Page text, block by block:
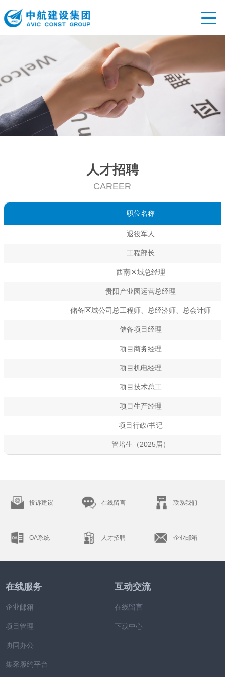
主营
人才
人才招聘
CAREER
职位名称
退役军人
工程部长
西南区域总经理
贵阳产业园运营总经理
储备区域公司总工程师、总经济师、总会计师
储备项目经理
项目商务经理
项目机电经理
项目技术总工
项目生产经理
项目行政/书记
管培生（2025届）
投诉建议 在线留言 联系我们
OA系统 人才招聘 企业邮箱
在线服务
企业邮箱
项目管理
协同办公
集采履约平台
互动交流
在线留言
下载中心